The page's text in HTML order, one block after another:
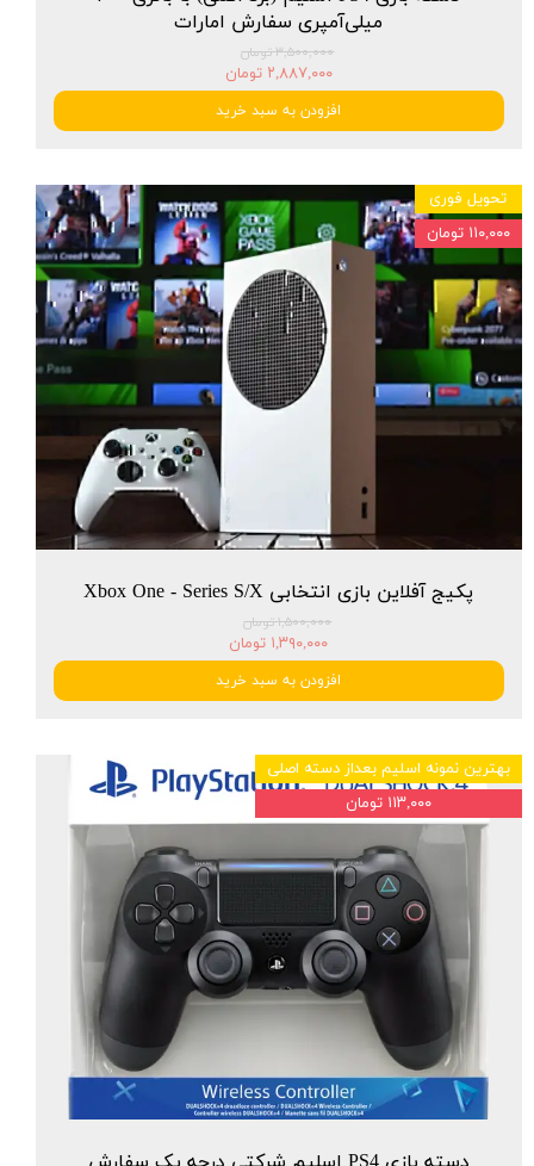
★★★★★
میلی‌آمپری سفارش امارات
۳,۵۰۰,۰۰۰ تومان
۲,۸۸۷,۰۰۰ تومان
افزودن به سبد خرید
پکیج آفلاین بازی انتخابی Xbox One - Series S/X
۱,۵۰۰,۰۰۰ تومان
۱,۳۹۰,۰۰۰ تومان
افزودن به سبد خرید
تحویل فوری
۱۱۰,۰۰۰ تومان
بهترین نمونه اسلیم بعداز دسته اصلی
۱۱۳,۰۰۰ تومان